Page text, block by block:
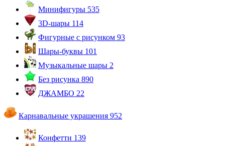
Минифигуры 535
3D-шары 114
Фигурные с рисунком 93
Шары-буквы 101
Музыкальные шары 2
Без рисунка 890
ДЖАМБО 22
Карнавальные украшения 952
Конфетти 139